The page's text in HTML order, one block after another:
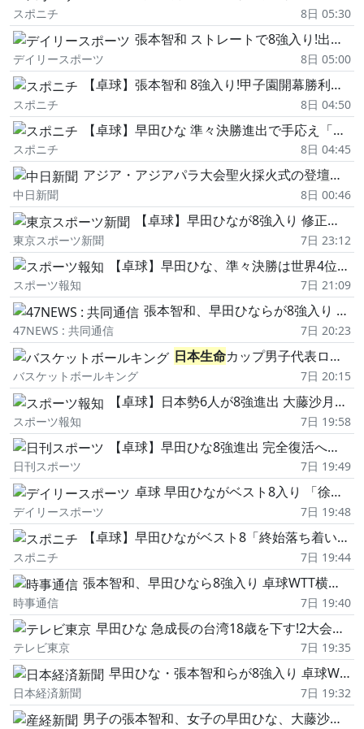
スポニチ 8日 05:30
張本智和 ストレートで8強入り!出たホームランポーズ 「良い準備ができた」 夏の甲子園は地元・仙台育英を「応援」
デイリースポーツ 8日 05:00
【卓球】張本智和 8強入り!甲子園開幕勝利の仙台育英に刺激「家が近いので応援しています」
スポニチ 8日 04:50
【卓球】早田ひな 準々決勝進出で手応え「徐々に自分の調子が上がってきている」
スポニチ 8日 04:45
アジア・アジアパラ大会聖火採火式の登壇者発表 東京は室伏広治さんや桐生祥秀選手、広島はサッカー日本代表の森保一監督
中日新聞 8日 00:46
【卓球】早田ひなが8強入り 修正力の高さで快勝 次戦は世界4位の蒯曼「次の壁を破るために…」
東京スポーツ新聞 7日 23:12
【卓球】早田ひな、準々決勝は世界4位の中国選手と対戦へ「いろんなプランを立てている。しっかり発揮できれば」…WTTチャンピオンズ横浜
スポーツ報知 7日 21:09
張本智和、早田ひならが8強入り 卓球WTTチャンピオンズ
47NEWS : 共同通信 7日 20:23
日本生命カップ男子代表ロスター決定…広島の三谷桂司朗が急きょ追加招集
バスケットボールキング 7日 20:15
【卓球】日本勢6人が8強進出 大藤沙月は昨年女王・中国勢、篠塚大登は世界4位に挑戦 準決勝で張本智和VS松島輝空が実現なるか
スポーツ報知 7日 19:58
【卓球】早田ひな8強進出 完全復活へ前進「違うフェーズに入ってきている」左腕痛から復調実感
日刊スポーツ 7日 19:49
卓球 早田ひながベスト8入り 「徐々に調子が上がってきている」
デイリースポーツ 7日 19:48
【卓球】早田ひながベスト8「終始落ち着いてプレーできた」第3ゲーム失うも修正
スポニチ 7日 19:44
張本智和、早田ひなら8強入り 卓球WTT横浜大会
時事通信 7日 19:40
早田ひな 急成長の台湾18歳を下す!2大会連続ベスト8進出【卓球 WTT横浜】
テレビ東京 7日 19:35
早田ひな・張本智和らが8強入り 卓球WTTチャンピオンズ
日本経済新聞 7日 19:32
男子の張本智和、女子の早田ひな、大藤沙月が8強入り 卓球WTTチャンピオンズ